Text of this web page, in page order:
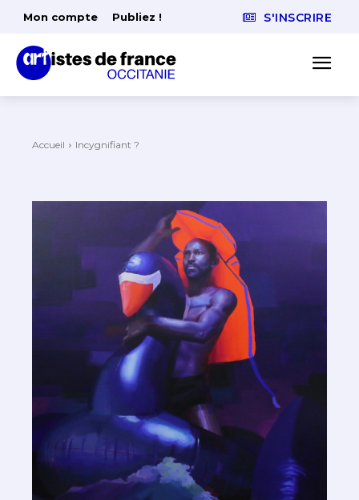
Mon compte Publiez ! S'INSCRIRE
Accueil Incygnifiant ?